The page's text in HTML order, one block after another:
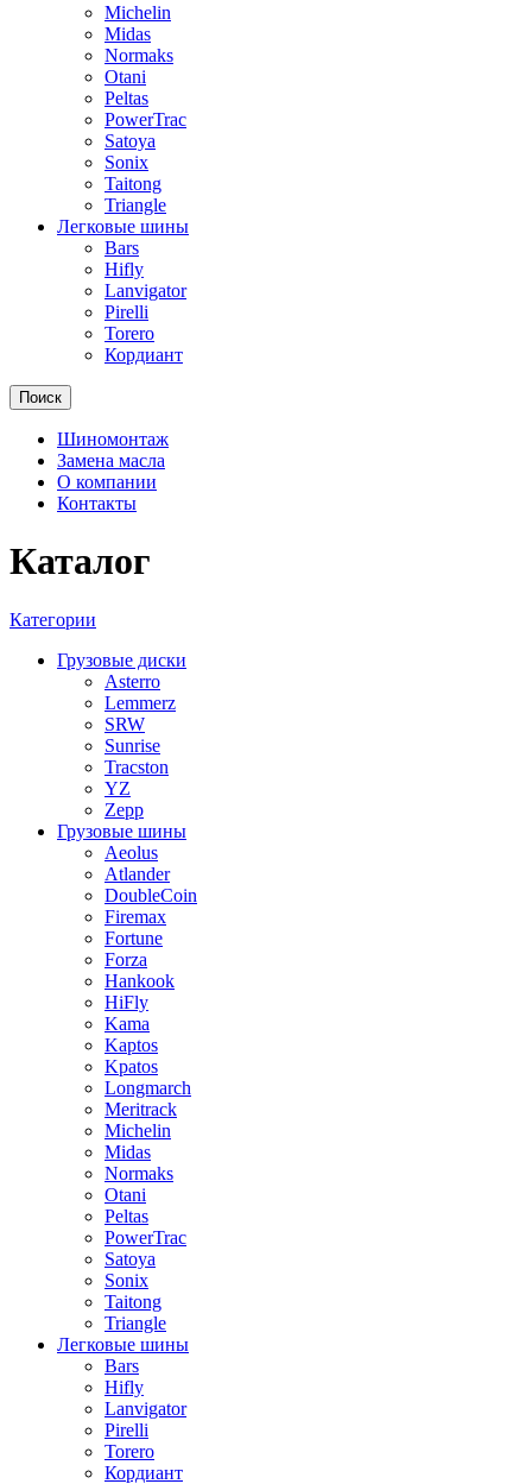
Michelin
Midas
Normaks
Otani
Peltas
PowerTrac
Satoya
Sonix
Taitong
Triangle
Легковые шины
Bars
Hifly
Lanvigator
Pirelli
Torero
Кордиант
Поиск
Шиномонтаж
Замена масла
О компании
Контакты
Каталог
Категории
Грузовые диски
Asterro
Lemmerz
SRW
Sunrise
Tracston
YZ
Zepp
Грузовые шины
Aeolus
Atlander
DoubleCoin
Firemax
Fortune
Forza
Hankook
HiFly
Kama
Kaptos
Kpatos
Longmarch
Meritrack
Michelin
Midas
Normaks
Otani
Peltas
PowerTrac
Satoya
Sonix
Taitong
Triangle
Легковые шины
Bars
Hifly
Lanvigator
Pirelli
Torero
Кордиант